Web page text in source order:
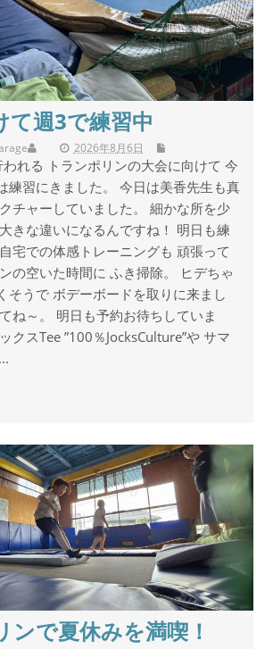
て週3で練習中
2026年8月6日
れる トランポリンの大会に向けて 今
練習にきました。 今日は美香先生も真
チャーしていました。 細かな所を少
きな違いになるんですね！ 明日も練
宅での体感トレーニングも 頑張って
の空いた時間に ふき掃除。 ヒデちゃ
そうで ボデーボードを取りに来まし
ね～。 明日も予約お待ちしていま
クスTee ”100％JocksCulture”や サマ
ンで夏休みを満喫！